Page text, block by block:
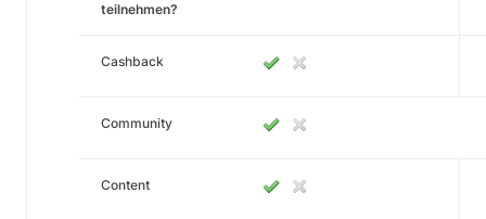
teilnehmen?
Cashback
Community
Content